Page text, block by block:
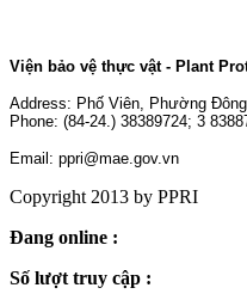
Viện bảo vệ thực vật - Plant
Address: Phố Viên, Phường
Phone: (84-24.) 38389724; 3
Email: ppri@mae.gov.vn
Copyright 2013 by PPRI
Đang online :
Số lượt truy cập :